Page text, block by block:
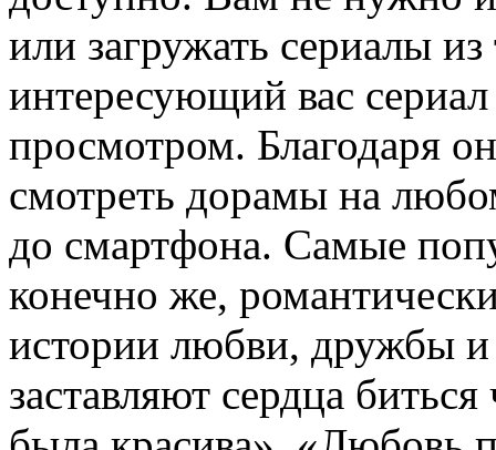
или загружать сериалы
интересующий вас
просмотром. Благодаря
смотреть дорамы на
до смартфона. Самые
конечно же,
истории любви, дружбы и
заставляют сердца